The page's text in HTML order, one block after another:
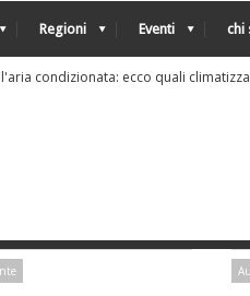
Regioni Eventi chi
Tra bambini e ragazzi in